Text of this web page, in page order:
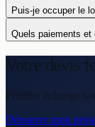
Puis-je occuper le
Quels paiements et
Votre devis
Premier échange
Démarrer mon